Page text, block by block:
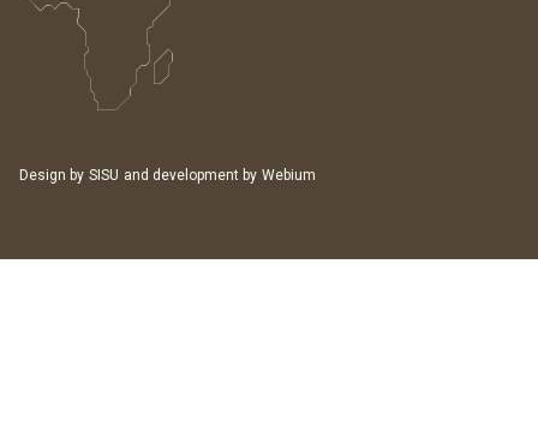
Design by SISU and development by Webium